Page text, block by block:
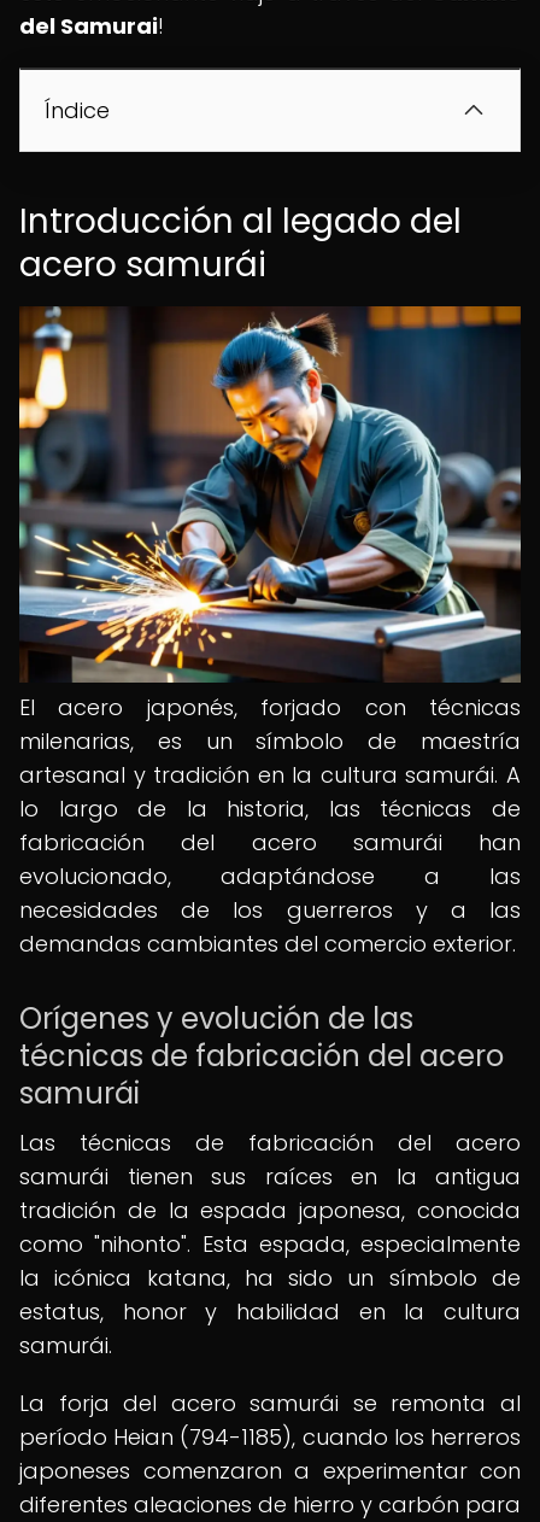
del Samurai!
Índice
Introducción al legado del
acero samurái
El acero japonés, forjado con técnicas
milenarias, es un símbolo de maestría
artesanal y tradición en la cultura samurái. A
lo largo de la historia, las técnicas de
fabricación del acero samurái han
evolucionado, adaptándose a las
necesidades de los guerreros y a las
demandas cambiantes del comercio exterior.
Orígenes y evolución de las
técnicas de fabricación del acero
samurái
Las técnicas de fabricación del acero
samurái tienen sus raíces en la antigua
tradición de la espada japonesa, conocida
como "nihonto". Esta espada, especialmente
la icónica katana, ha sido un símbolo de
estatus, honor y habilidad en la cultura
samurái.
La forja del acero samurái se remonta al
período Heian (794-1185), cuando los herreros
japoneses comenzaron a experimentar con
diferentes aleaciones de hierro y carbón para